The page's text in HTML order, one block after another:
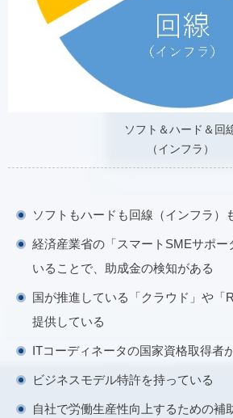
ソフト＆ハード＆回
（インフラ）
ソフトもハードも回線（インフラ）
経済産業省の「スマートSMEサポー
いることで、助成金の検知がある
国が推進している「クラウド」や「
提供している
ITコーディネータの国家資格取得者
ビジネスモデル特許を持っている
自社で労働生産性向上するための補